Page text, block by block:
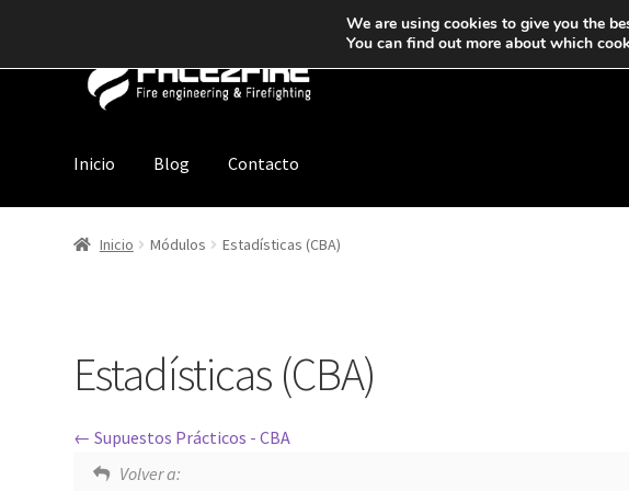
Inicio Blog Contacto
Inicio Módulos Estadísticas (CBA)
Estadísticas (CBA)
Supuestos Prácticos - CBA
Volver a:
We are using cookies to give you the
You can find out more about which